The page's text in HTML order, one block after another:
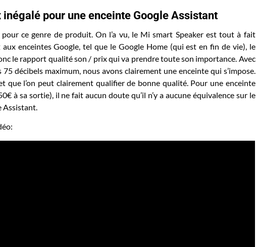
pour une enceinte Google Assistant
ce genre de produit. On l’a vu, le Mi smart Speaker est tout à fait
aux enceintes Google, tel que le Google Home (qui est en fin de vie), le
le rapport qualité son / prix qui va prendre toute son importance. Avec
décibels maximum, nous avons clairement une enceinte qui s’impose.
que l’on peut clairement qualifier de bonne qualité. Pour une enceinte
à sa sortie), il ne fait aucun doute qu’il n’y a aucune équivalence sur le
Assistant.